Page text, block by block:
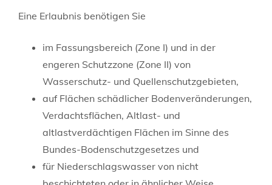
Eine Erlaubnis benötigen Sie
im Fassungsbereich (Zone I) und in der
engeren Schutzzone (Zone II) von
Wasserschutz- und Quellenschutzgebieten,
auf Flächen schädlicher Bodenveränderungen,
Verdachtsflächen, Altlast- und
altlastverdächtigen Flächen im Sinne des
Bundes-Bodenschutzgesetzes und
für Niederschlagswasser von nicht